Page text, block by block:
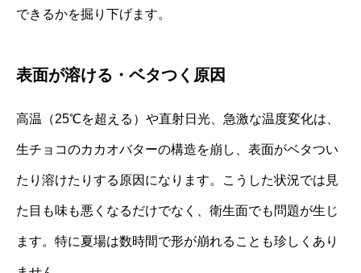
できるかを掘り下げます。
表面が溶ける・ベタつく原因
高温（25℃を超える）や直射日光、急激な温度変化は、
生チョコのカカオバターの構造を崩し、表面がベタつい
たり溶けたりする原因になります。こうした状況では見
た目も味も悪くなるだけでなく、衛生面でも問題が生じ
ます。特に夏場は数時間で形が崩れることも珍しくあり